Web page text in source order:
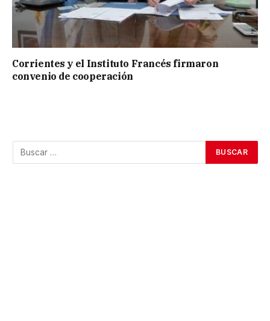
Corrientes y el Instituto Francés firmaron
convenio de cooperación